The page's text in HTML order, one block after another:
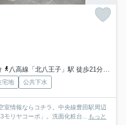
八高線「北八王子」駅 徒歩21分
宅地 公共下水
室情報ならコチラ。中央線豊田駅周辺
モリヤコーポ」。洗面化粧台... もっと